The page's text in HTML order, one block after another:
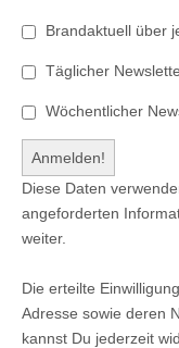
Brandaktuell über
Täglicher
Wöchentlicher
Diese Daten
angeforderten
weiter.
Die erteilte
Adresse sowie deren
kannst Du jederzeit